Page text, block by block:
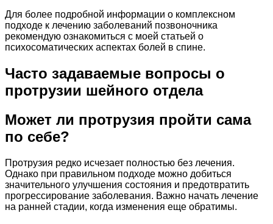
Для более подробной информации о комплексном
подходе к лечению заболеваний позвоночника
рекомендую ознакомиться с моей статьей о
психосоматических аспектах болей в спине.
Часто задаваемые вопросы о
протрузии шейного отдела
Может ли протрузия пройти сама
по себе?
Протрузия редко исчезает полностью без лечения.
Однако при правильном подходе можно добиться
значительного улучшения состояния и предотвратить
прогрессирование заболевания. Важно начать лечение
на ранней стадии, когда изменения еще обратимы.